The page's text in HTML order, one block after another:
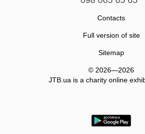
Contacts
Full version of site
Sitemap
© 2026—2026
JTB.ua is а charity online